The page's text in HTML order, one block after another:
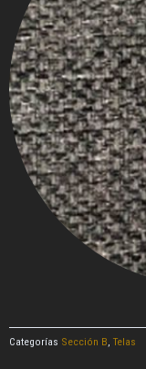
Categorías Sección B, Telas